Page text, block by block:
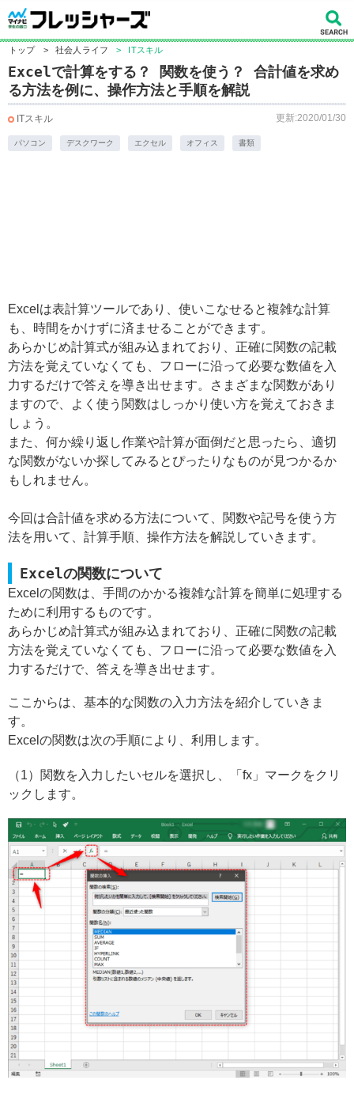
トップ > 社会人ライフ > ITスキル
Excelで計算をする？ 関数を使う？ 合計値を求め
る方法を例に、操作方法と手順を解説
ITスキル 更新:2020/01/30
パソコン デスクワーク エクセル オフィス 書類
Excelは表計算ツールであり、使いこなせると複雑な計算
も、時間をかけずに済ませることができます。
あらかじめ計算式が組み込まれており、正確に関数の記載
方法を覚えていなくても、フローに沿って必要な数値を入
力するだけで答えを導き出せます。さまざまな関数があり
ますので、よく使う関数はしっかり使い方を覚えておきま
しょう。
また、何か繰り返し作業や計算が面倒だと思ったら、適切
な関数がないか探してみるとぴったりなものが見つかるか
もしれません。
今回は合計値を求める方法について、関数や記号を使う方
法を用いて、計算手順、操作方法を解説していきます。
Excelの関数について
Excelの関数は、手間のかかる複雑な計算を簡単に処理する
ために利用するものです。
あらかじめ計算式が組み込まれており、正確に関数の記載
方法を覚えていなくても、フローに沿って必要な数値を入
力するだけで、答えを導き出せます。
ここからは、基本的な関数の入力方法を紹介していきま
す。
Excelの関数は次の手順により、利用します。
（1）関数を入力したいセルを選択し、「fx」マークをクリ
ックします。